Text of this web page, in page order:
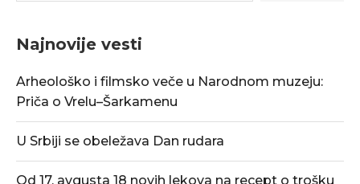
Najnovije vesti
Arheološko i filmsko veče u Narodnom muzeju:
Priča o Vrelu–Šarkamenu
U Srbiji se obeležava Dan rudara
Od 17. avgusta 18 novih lekova na recept o trošku